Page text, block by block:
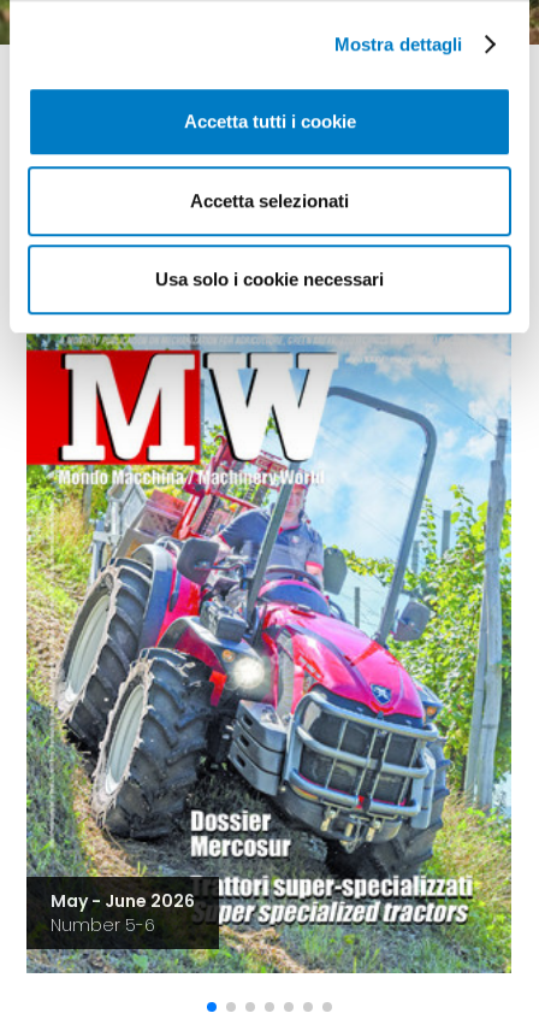
Mostra dettagli
Accetta tutti i cookie
Accetta selezionati
Usa solo i cookie necessari
LEAF THROUGH
the latest editions
May - June 2026
Number 5-6